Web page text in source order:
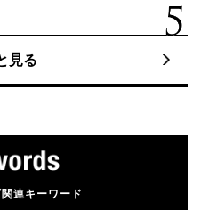
見る
連キーワード